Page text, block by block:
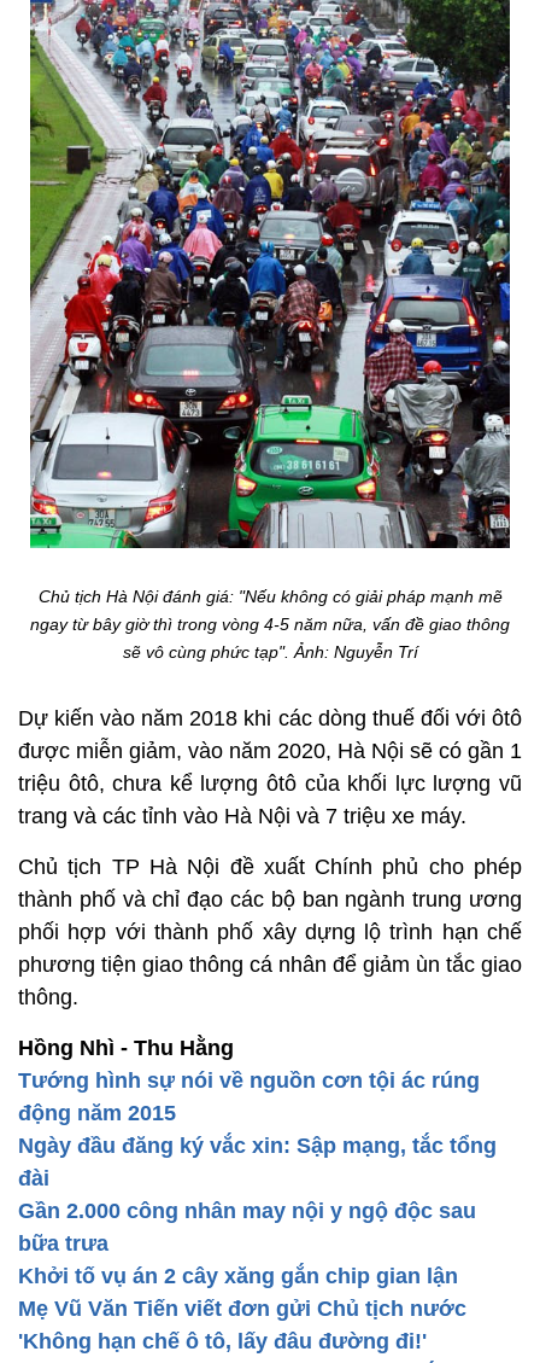
Chủ tịch Hà Nội đánh giá: "Nếu không có giải pháp mạnh mẽ
ngay từ bây giờ thì trong vòng 4-5 năm nữa, vấn đề giao thông
sẽ vô cùng phức tạp". Ảnh: Nguyễn Trí
Dự kiến vào năm 2018 khi các dòng thuế đối với ôtô
được miễn giảm, vào năm 2020, Hà Nội sẽ có gần 1
triệu ôtô, chưa kể lượng ôtô của khối lực lượng vũ
trang và các tỉnh vào Hà Nội và 7 triệu xe máy.
Chủ tịch TP Hà Nội đề xuất Chính phủ cho phép
thành phố và chỉ đạo các bộ ban ngành trung ương
phối hợp với thành phố xây dựng lộ trình hạn chế
phương tiện giao thông cá nhân để giảm ùn tắc giao
thông.
Hồng Nhì - Thu Hằng
Tướng hình sự nói về nguồn cơn tội ác rúng
động năm 2015
Ngày đầu đăng ký vắc xin: Sập mạng, tắc tổng
đài
Gần 2.000 công nhân may nội y ngộ độc sau
bữa trưa
Khởi tố vụ án 2 cây xăng gắn chip gian lận
Mẹ Vũ Văn Tiến viết đơn gửi Chủ tịch nước
'Không hạn chế ô tô, lấy đâu đường đi!'